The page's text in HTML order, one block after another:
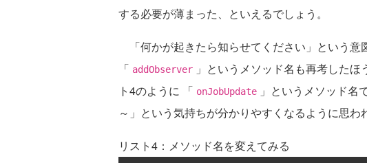
する必要が薄まった、といえるでしょう。
「何かが起きたら知らせてください」という意
「 addObserver
」というメソッド名も再考した
ト4のように 「 onJobUpdate
」というメソッド名
～」という気持ちが分かりやすくなるように思わ
リスト4：メソッド名を変えてみる